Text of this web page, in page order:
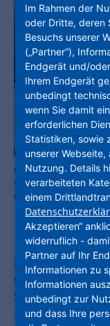
Breites Angebot für
Spielplatz im NHW-
wurden feierlich
Kelsterbach–
eröffneten
Stadt
Kretschmer,
Im Rahmen der
oder Dritte, deren
Besuchs unserer
(„Partner“),
Endgerät und/
Ihrem Endgerät
unbedingt
wenn Sie damit
erforderlichen
Statistiken, sowie
unserer
Nutzung. Details
verarbeiteten
einem
Akzeptieren“
widerruflich -
Partner auf Ihr
Informationen zu
Informationen
unbedingt zur
und dass Ihre